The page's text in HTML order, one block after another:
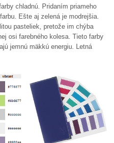
chladnú. Pridaním priameho
Ešte aj zelená je modrejšia.
pasteliek, pretože im chýba
osi farebného kolesa. Tieto farby
jemnú mäkkú energiu. Letná